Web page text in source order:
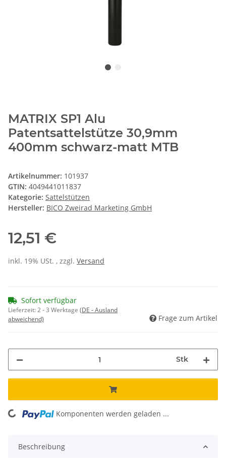
MATRIX SP1 Alu
Patentsattelstütze 30,9mm
400mm schwarz-matt MTB
Artikelnummer: 101937
GTIN: 4049441011837
Kategorie: Sattelstützen
Hersteller: BICO Zweirad Marketing GmbH
12,51 €
inkl. 19% USt. , zzgl. Versand
Sofort verfügbar
Lieferzeit:2 - 3 Werktage (DE - Ausland
abweichend)
Frage zum Artikel
Stk
Loading... Komponenten werden geladen ...
Beschreibung